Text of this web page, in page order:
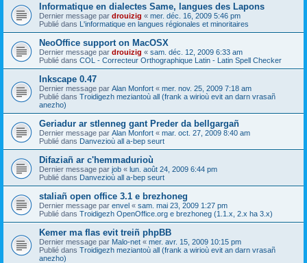
Informatique en dialectes Same, langues des Lapons
Dernier message par drouizig « mer. déc. 16, 2009 5:46 pm
Publié dans L'informatique en langues régionales et minoritaires
NeoOffice support on MacOSX
Dernier message par drouizig « sam. déc. 12, 2009 6:33 am
Publié dans COL - Correcteur Orthographique Latin - Latin Spell Checker
Inkscape 0.47
Dernier message par Alan Monfort « mer. nov. 25, 2009 7:18 am
Publié dans Troidigezh meziantoù all (frank a wirioù evit an darn vrasañ
anezho)
Geriadur ar stlenneg gant Preder da bellgargañ
Dernier message par Alan Monfort « mar. oct. 27, 2009 8:40 am
Publié dans Danvezioù all a-bep seurt
Difaziañ ar c'hemmadurioù
Dernier message par job « lun. août 24, 2009 6:44 pm
Publié dans Danvezioù all a-bep seurt
staliañ open office 3.1 e brezhoneg
Dernier message par envel « sam. mai 23, 2009 1:27 pm
Publié dans Troidigezh OpenOffice.org e brezhoneg (1.1.x, 2.x ha 3.x)
Kemer ma flas evit treiñ phpBB
Dernier message par Malo-net « mer. avr. 15, 2009 10:15 pm
Publié dans Troidigezh meziantoù all (frank a wirioù evit an darn vrasañ
anezho)